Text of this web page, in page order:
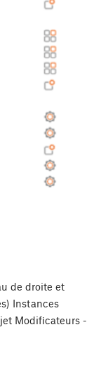
de droite et
Instances
Modificateurs -